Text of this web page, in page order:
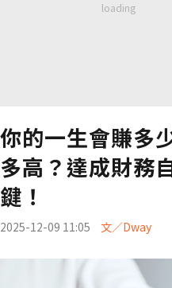
你的一生會賺多
多高？達成財務
鍵！
2025-12-09 11:05 文／Dway